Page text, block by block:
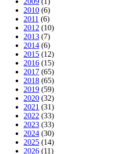
2010 (6)
2011 (6)
2012 (10)
2013 (7)
2014 (6)
2015 (12)
2016 (15)
2017 (65)
2018 (65)
2019 (59)
2020 (32)
2021 (31)
2022 (33)
2023 (33)
2024 (30)
2025 (14)
2026 (11)